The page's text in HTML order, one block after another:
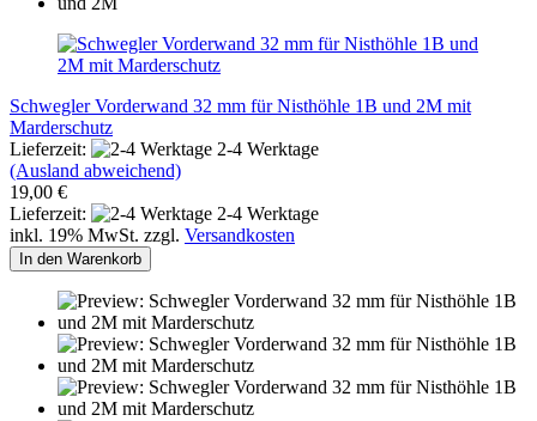
Schwegler Vorderwand 32 mm für Nisthöhle 1B und 2M mit
Marderschutz
Lieferzeit:
2-4 Werktage
(Ausland abweichend)
19,00 €
Lieferzeit:
2-4 Werktage
inkl. 19% MwSt. zzgl. Versandkosten
In den Warenkorb